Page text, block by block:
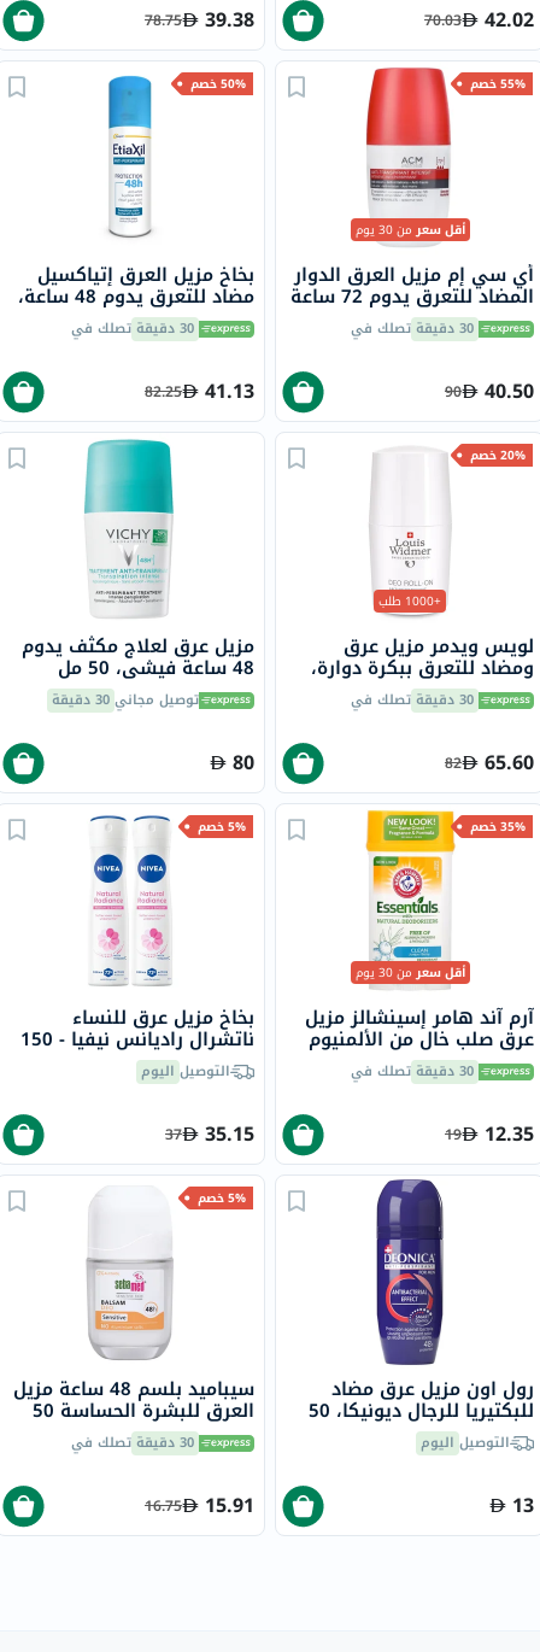
42.02
70.03
39.38
78.75
55% خصم
أقل سعرمن 30 يوم
أي سي إم مزيل العرق الدوار
المضاد للتعرق يدوم 72 ساعة
للبشرة الحساسة 50 مل
30 دقيقة تصلك في
40.50
90
50% خصم
بخاخ مزيل العرق إتياكسيل
مضاد للتعرق يدوم 48 ساعة،
150 مل 30 دقيقة تصلك في
41.13
82.25
20% خصم
+1000 طلب
لويس ويدمر مزيل عرق
ومضاد للتعرق ببكرة دوارة،
بدون رائحة، 50 مل
30 دقيقة تصلك في
65.60
82
مزيل عرق لعلاج مكثف يدوم
48 ساعة فيشي، 50 مل
توصيل مجاني30 دقيقة
80
35% خصم
أقل سعرمن 30 يوم
آرم آند هامر إسينشالز مزيل
عرق صلب خالٍ من الألمنيوم
بمزيلات عرق طبيعية، برائحة
النظافة، 71 جرام
30 دقيقة تصلك في
12.35
19
5% خصم
بخاخ مزيل عرق للنساء
ناتشرال راديانس نيفيا - 150
مل × 2التوصيل اليوم
35.15
37
رول اون مزيل عرق مضاد
للبكتيريا للرجال ديونيكا، 50
ملالتوصيل اليوم
13
5% خصم
سيباميد بلسم 48 ساعة مزيل
العرق للبشرة الحساسة 50
مل 30 دقيقة تصلك في
15.91
16.75